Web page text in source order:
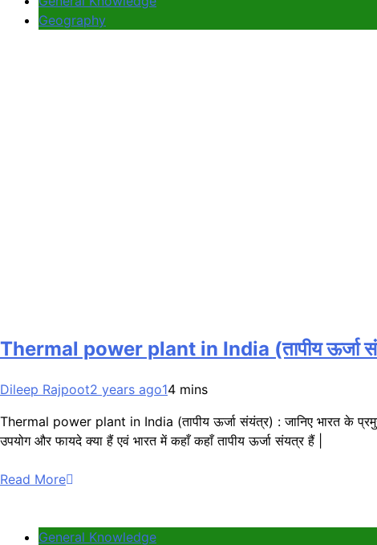
Geography
Thermal power plant in India (तापीय ऊर्जा
Dileep Rajpoot2 years ago14 mins
Thermal power plant in India (तापीय ऊर्जा संयंत्र) : जानिए भारत के प्रमुख
उपयोग और फायदे क्या हैं एवं भारत में कहाँ कहाँ तापीय ऊर्जा संयत्र हैं |
Read More
General Knowledge